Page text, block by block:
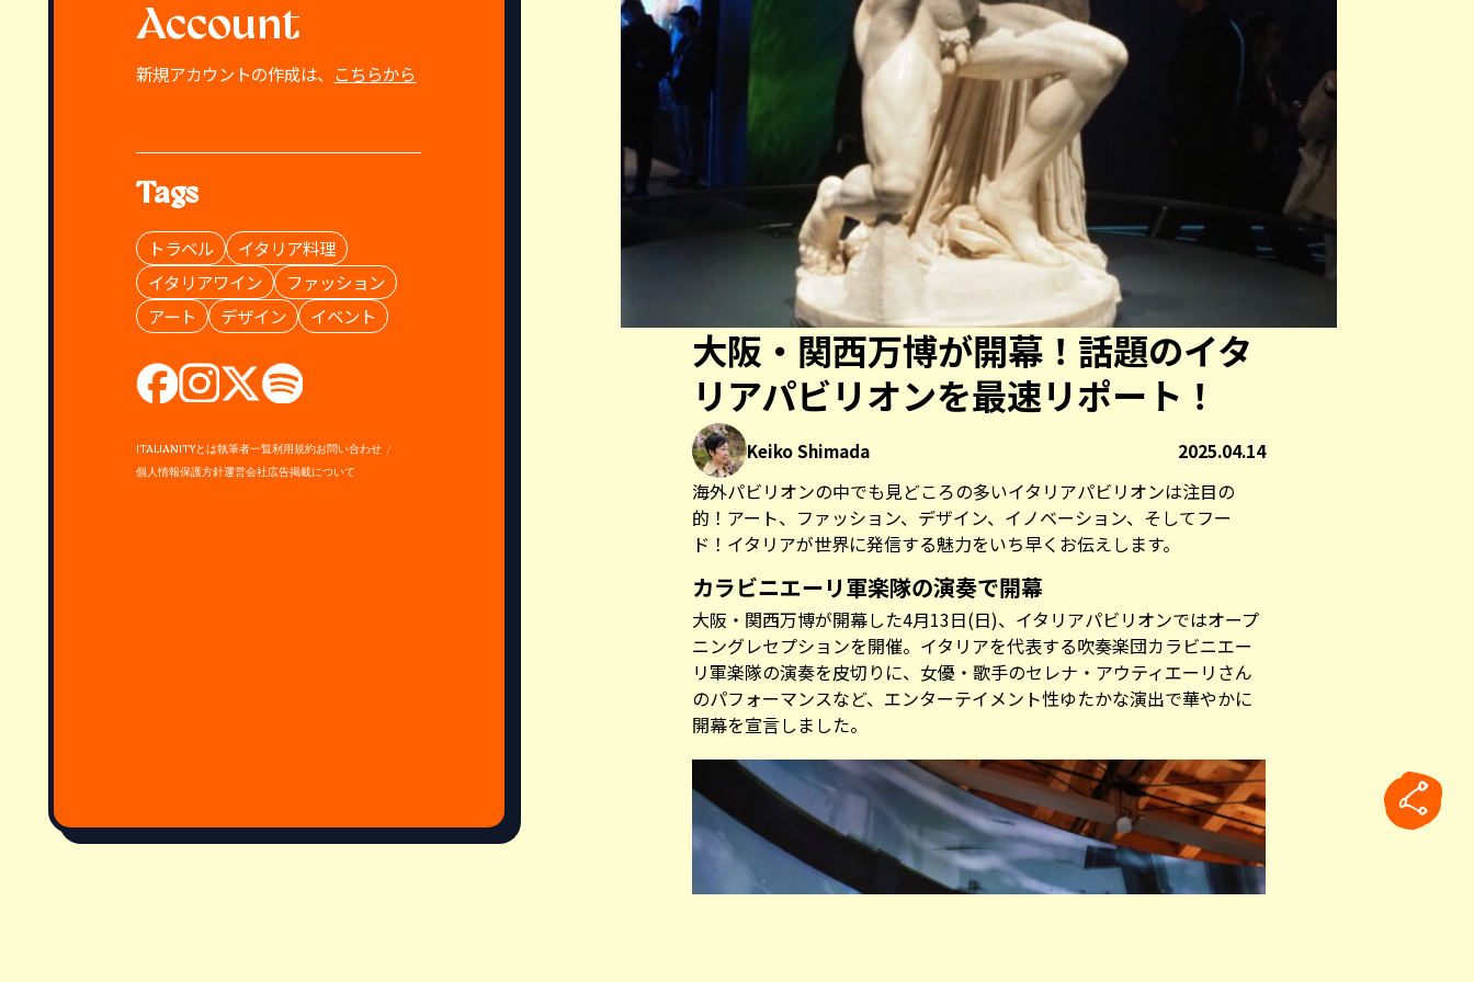
Account
新規アカウントの作成は、 こちらから
Tags
トラベル
イタリア料理
イタリアワイン
ファッション
アート
デザイン イベント
ITALIANITYとは執筆者一覧利用規約お問い合わせ
個人情報保護方針運営会社広告掲載について
大阪・関西万博が開幕！話題のイタ
リアパビリオンを最速リポート！
Keiko Shimada 2025.04.14
海外パビリオンの中でも見どころの多いイタリアパビリオンは注目の
的！アート、ファッション、デザイン、イノベーション、そしてフー
ド！イタリアが世界に発信する魅力をいち早くお伝えします。
カラビニエーリ軍楽隊の演奏で開幕
大阪・関西万博が開幕した4月13日(日)、イタリアパビリオンではオープ
ニングレセプションを開催。イタリアを代表する吹奏楽団カラビニエー
リ軍楽隊の演奏を皮切りに、女優・歌手のセレナ・アウティエーリさん
のパフォーマンスなど、エンターテイメント性ゆたかな演出で華やかに
開幕を宣言しました。